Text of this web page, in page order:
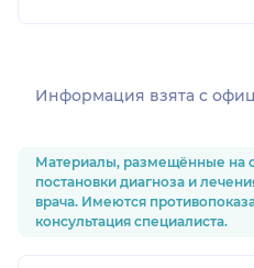
Информация взята c
Материалы, размещённые на
постановки диагноза и
врача. Имеются
консультация специалиста.